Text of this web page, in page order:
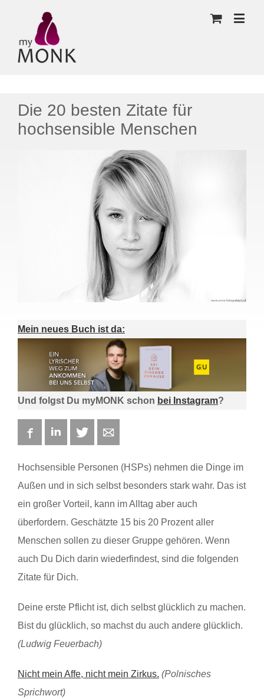
Die 20 besten Zitate für
hochsensible Menschen
Mein neues Buch ist da:
Und folgst Du myMONK schon bei Instagram?
FacebookLinkedIn Twitter
Hochsensible Personen (HSPs) nehmen die Dinge im
Außen und in sich selbst besonders stark wahr. Das ist
ein großer Vorteil, kann im Alltag aber auch
überfordern. Geschätzte 15 bis 20 Prozent aller
Menschen sollen zu dieser Gruppe gehören. Wenn
auch Du Dich darin wiederfindest, sind die folgenden
Zitate für Dich.
Deine erste Pflicht ist, dich selbst glücklich zu machen.
Bist du glücklich, so machst du auch andere glücklich.
(Ludwig Feuerbach)
Nicht mein Affe, nicht mein Zirkus. (Polnisches
Sprichwort)